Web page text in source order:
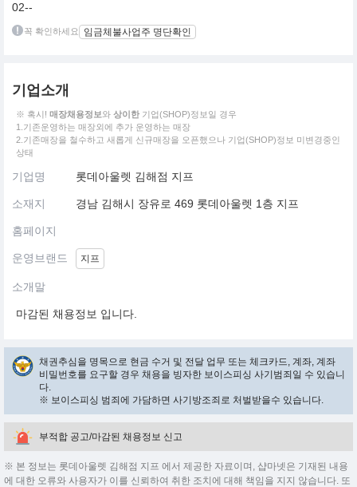
02--
꼭 확인하세요 임금체불사업주 명단확인
기업소개
※ 혹시! 매장채용정보와 상이한 기업(SHOP)정보일 경우
1.기존운영하는 매장외에 추가 운영하는 매장
2.기존매장을 철수하고 새롭게 신규매장을 오픈했으나 기업(SHOP)정보 미변경중인
상태
기업명 롯데아울렛 김해점 지프
소재지 경남 김해시 장유로 469 롯데아울렛 1층 지프
홈페이지
운영브랜드 지프
소개말
마감된 채용정보 입니다.
채권추심을 명목으로 현금 수거 및 전달 업무 또는 체크카드, 계좌, 계좌
비밀번호를 요구할 경우 채용을 빙자한 보이스피싱 사기범죄일 수 있습니
다.
※ 보이스피싱 범죄에 가담하면 사기방조죄로 처벌받을수 있습니다.
부적합 공고/마감된 채용정보 신고
※ 본 정보는 롯데아울렛 김해점 지프 에서 제공한 자료이며, 샵마넷은 기재된 내용
에 대한 오류와 사용자가 이를 신뢰하여 취한 조치에 대해 책임을 지지 않습니다. 또